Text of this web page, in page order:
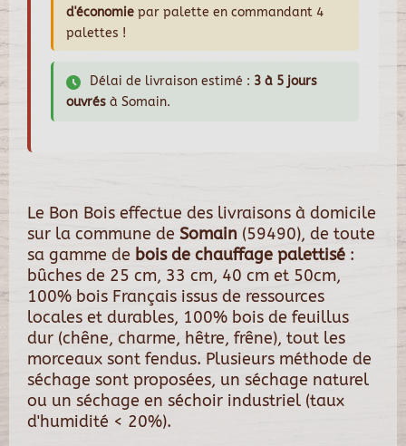
d'économie par palette en commandant 4
palettes !
Délai de livraison estimé : 3 à 5 jours
ouvrés à Somain.
Le Bon Bois effectue des livraisons à domicile
sur la commune de Somain (59490), de toute
sa gamme de bois de chauffage palettisé :
bûches de 25 cm, 33 cm, 40 cm et 50cm,
100% bois Français issus de ressources
locales et durables, 100% bois de feuillus
dur (chêne, charme, hêtre, frêne), tout les
morceaux sont fendus. Plusieurs méthode de
séchage sont proposées, un séchage naturel
ou un séchage en séchoir industriel (taux
d'humidité < 20%).